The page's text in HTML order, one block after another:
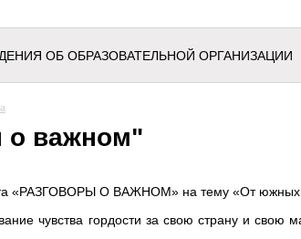
ОБ ОБРАЗОВАТЕЛЬНОЙ ОРГАНИЗАЦИИ
о важном"
«РАЗГОВОРЫ О ВАЖНОМ» на тему «От южных
чувства гордости за свою страну и свою